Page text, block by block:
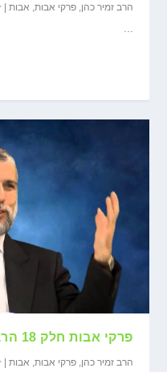
הרב זמיר כהן ,פרקי אבות אבות |
פרקי אבות חלק 18 הרב זמיר כהן במסרים לחיים
הרב זמיר כהן ,פרקי אבות אבות |